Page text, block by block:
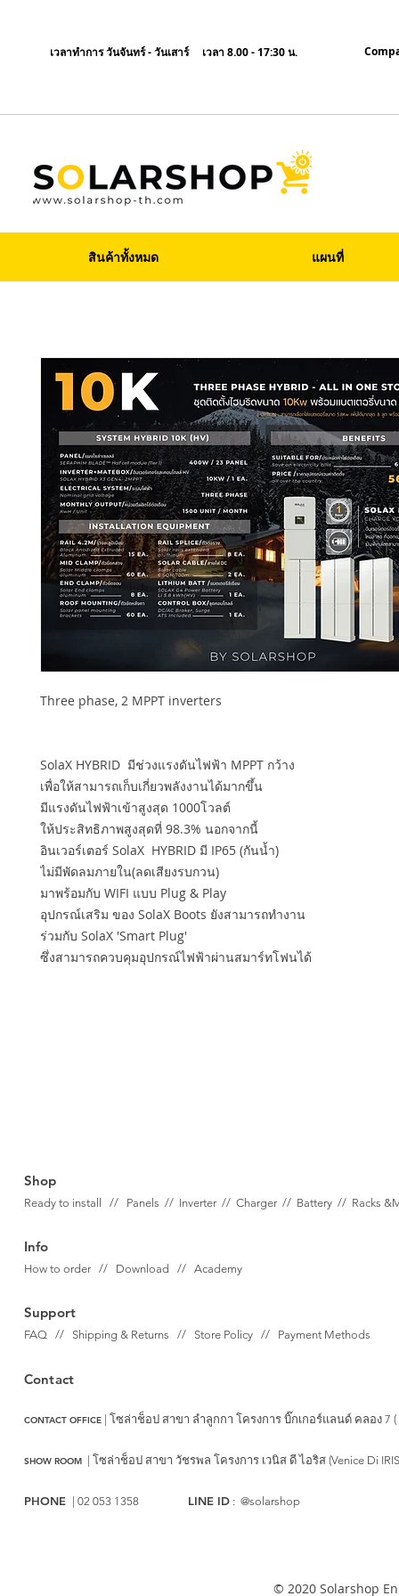
เวลาทำการ วันจันทร์ - วันเสาร์ เวลา 8.00 - 17:30 น.
Three phase, 2 MPPT inverters
SolaX HYBRID มีช่วงแรงดันไฟฟ้า MPPT กว้าง
เพื่อให้สามารถเก็บเกี่ยวพลังงานได้มากขึ้น
มีแรงดันไฟฟ้าเข้าสูงสุด 1000โวลต์
ให้ประสิทธิภาพสูงสุดที่ 98.3% นอกจากนี้
อินเวอร์เตอร์ SolaX HYBRID มี IP65 (กันน้ำ)
ไม่มีพัดลมภายใน(ลดเสียงรบกวน)
มาพร้อมกับ WIFI แบบ Plug & Play
อุปกรณ์เสริม ของ SolaX Boots ยังสามารถทำงาน
ร่วมกับ SolaX 'Smart Plug'
ซึ่งสามารถควบคุมอุปกรณ์ไฟฟ้าผ่านสมาร์ทโฟนได้
สินค้าทั้งหมด แผนที่
Shop
Ready to install // Panels // Inverter // Charger // Battery // Racks
Info
How to order // Download // Academy
Support
FAQ // Shipping & Returns // Store Policy // Payment Methods
Contact
CONTACT OFFICE | โซล่าช็อป สาขา ลำลูกกา โครงการ บิ๊กเกอร์แลนด์ คลอง 7
SHOW ROOM โซล่าช็อป สาขา วัชรพล โครงการ เวนิส ดี ไอริส (Venice Di
PHONE | 02 053 1358 LINE ID : @solarshop
© 2020 Solarshop